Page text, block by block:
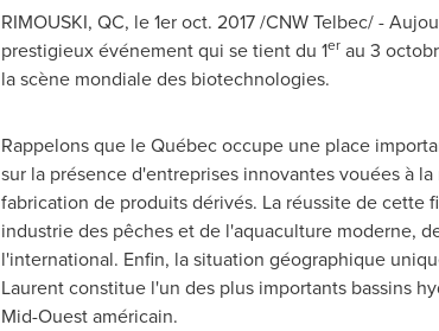
RIMOUSKI, QC, le 1er oct. 2017 /CNW Telbec/ -
prestigieux événement qui se tient du 1erau 3
la scène mondiale des biotechnologies.
Rappelons que le Québec occupe une place
sur la présence d'entreprises innovantes vouées à
fabrication de produits dérivés. La réussite de cette
industrie des pêches et de l'aquaculture moderne,
l'international. Enfin, la situation géographique
Laurentconstitue l'un des plus importants bassins
Mid-Ouest américain.